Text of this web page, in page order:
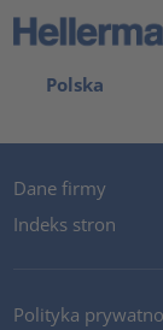
Polska
Dane firmy
Indeks stron
Polityka